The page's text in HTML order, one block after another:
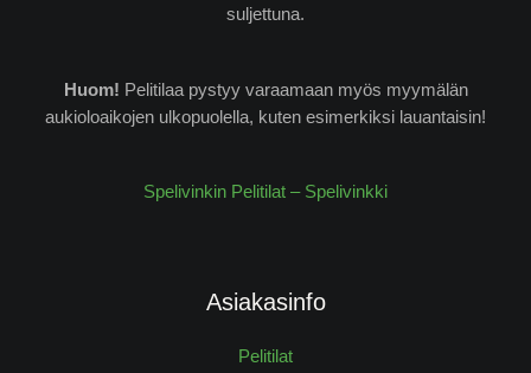
suljettuna.
Huom! Pelitilaa pystyy varaamaan myös myymälän
aukioloaikojen ulkopuolella, kuten esimerkiksi lauantaisin!
Spelivinkin Pelitilat – Spelivinkki
Asiakasinfo
Pelitilat